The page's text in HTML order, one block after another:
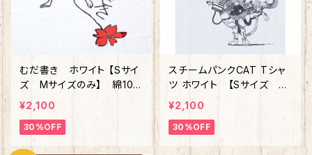
むだ書き ホワイト 【Sサイ
ズ Mサイズのみ】 綿10
0%
¥2,100
30%OFF
スチームパンクCAT Tシャ
ツ ホワイト 【Sサイズ M
サイズのみ】 綿100%
¥2,100
30%OFF